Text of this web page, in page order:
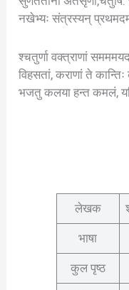
नखेभ्यः संत्रस्यन्
श्चतुर्णा वक्त्राणां
विहसतां, कराणां ते
भजतु कलया हन्त कमलं,
लेखक
भाषा
कुल पृष्ठ